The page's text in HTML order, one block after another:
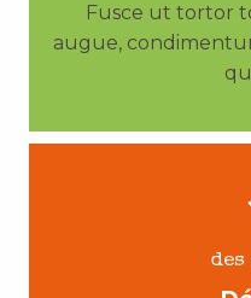
Fusce ut tortor
augue,
des